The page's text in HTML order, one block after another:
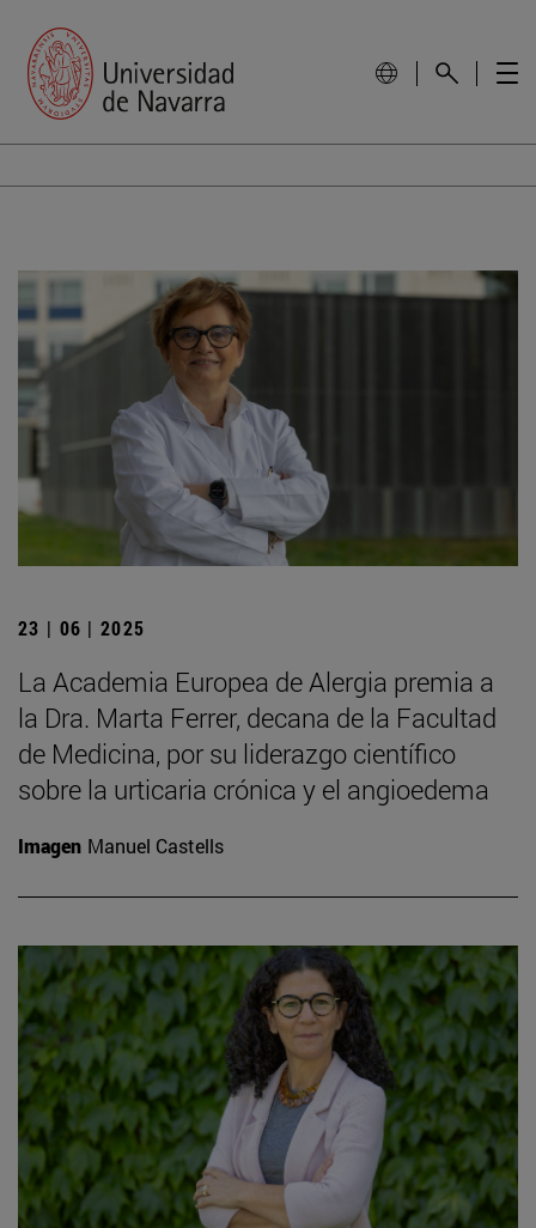
23 | 06 | 2025
La Academia Europea de Alergia premia a
la Dra. Marta Ferrer, decana de la Facultad
de Medicina, por su liderazgo científico
sobre la urticaria crónica y el angioedema
Imagen Manuel Castells